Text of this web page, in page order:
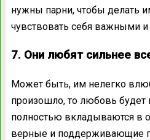
нужны парни, чтобы делать
чувствовать себя важными
7. Они любят сильнее
Может быть, им нелегко
произошло, то любовь будет
полностью вкладываются в
верные и поддерживающие